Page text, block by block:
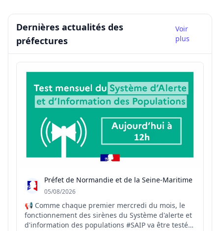
Dernières actualités des
préfectures
Voir
plus
Préfet de Normandie et de la Seine-Maritime
05/08/2026
📢 Comme chaque premier mercredi du mois, le
fonctionnement des sirènes du Système d'alerte et
d'information des populations #SAIP va être testé